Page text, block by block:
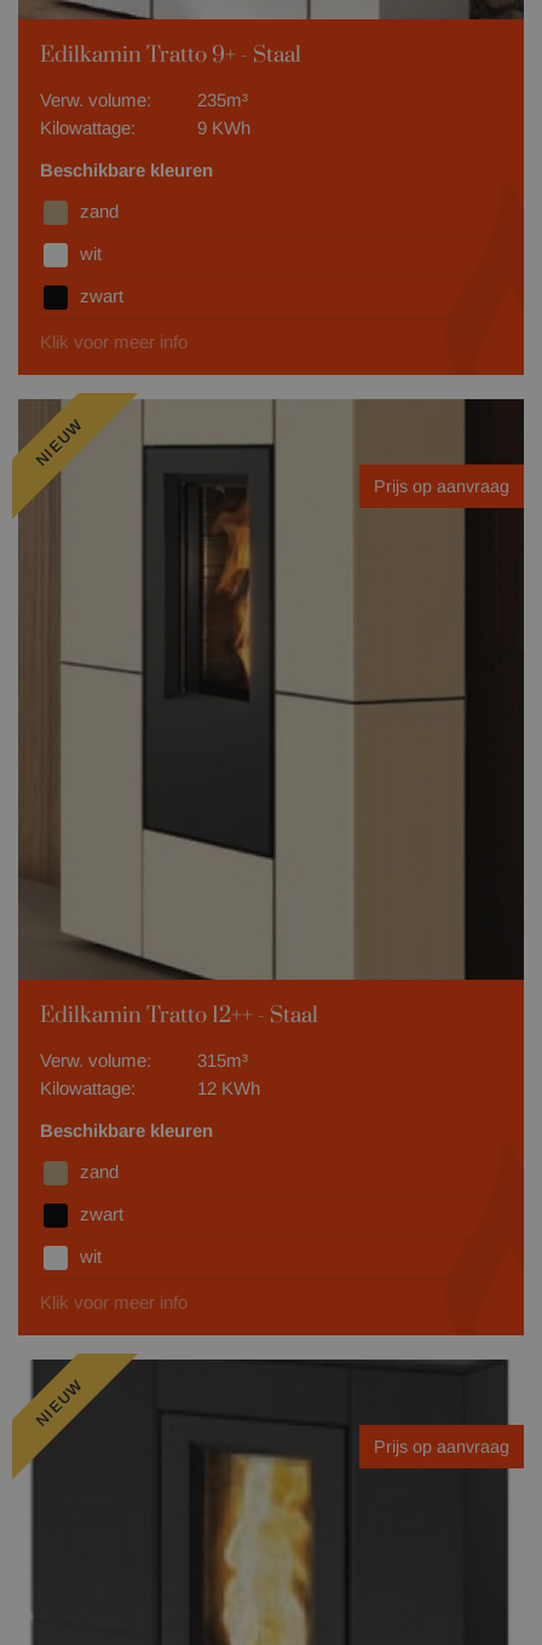
Edilkamin Tratto 9+ - Staal
Verw. volume:
235m³
Kilowattage:
9 KWh
Beschikbare kleuren
zand
wit
zwart
Klik voor meer info
NIEUW
Prijs op aanvraag
Edilkamin Tratto 12++ - Staal
Verw. volume:
315m³
Kilowattage:
12 KWh
Beschikbare kleuren
zand
zwart
wit
Klik voor meer info
NIEUW
Prijs op aanvraag